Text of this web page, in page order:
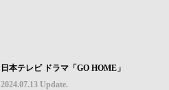
日本テレビ ドラマ「GO HOME」
2024.07.13 Update.